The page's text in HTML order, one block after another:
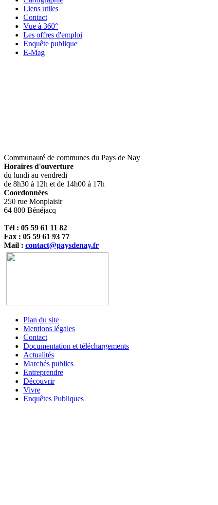
Liens utiles
Contact
Vue à 360°
Les offres d'emploi
Enquête publique
E-Mag
Communauté de communes du Pays de Nay
Horaires d'ouverture
du lundi au vendredi
de 8h30 à 12h et de 14h00 à 17h
Coordonnées
250 rue Monplaisir
64 800 Bénéjacq
Tél : 05 59 61 11 82
Fax : 05 59 61 93 77
Mail : contact@paysdenay.fr
Plan du site
Mentions légales
Contact
Documentation et téléchargements
Actualités
Marchés publics
Entreprendre
Découvrir
Vivre
Enquêtes Publiques